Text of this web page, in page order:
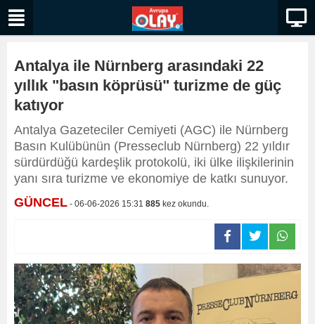
Antalya ile Nürnberg arasındaki 22
yıllık "basın köprüsü" turizme de güç
katıyor
Antalya Gazeteciler Cemiyeti (AGC) ile Nürnberg
Basın Kulübünün (Presseclub Nürnberg) 22 yıldır
sürdürdüğü kardeşlik protokolü, iki ülke ilişkilerinin
yanı sıra turizme ve ekonomiye de katkı sunuyor.
GÜNCEL - 06-06-2026 15:31 885 kez okundu.